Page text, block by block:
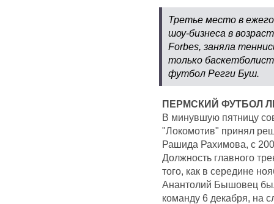
Третье место в
шоу-бизнеса в
Forbes, заняла
только
футбол Регги Буш.
ПЕРМСКИЙ ФУТБОЛ
В минувшую пятницу
"Локомотив" принял
Рашида Рахимова, с
Должность главного
того, как в середине
Анантолий Бышовец
команду 6 декабря, на